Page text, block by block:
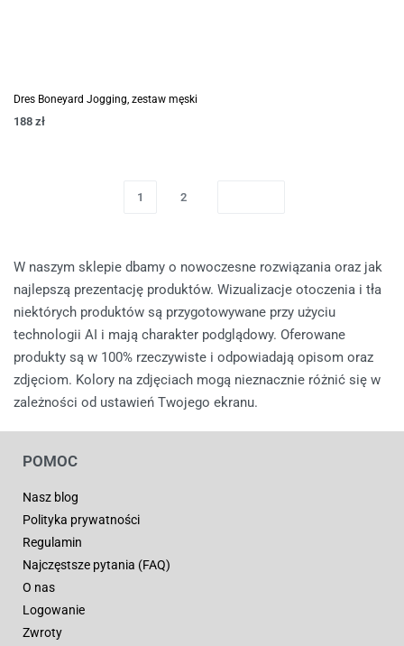
Dres Boneyard Jogging, zestaw męski
188 zł
1 2
W naszym sklepie dbamy o nowoczesne rozwiązania oraz jak
najlepszą prezentację produktów. Wizualizacje otoczenia i tła
niektórych produktów są przygotowywane przy użyciu
technologii AI i mają charakter podglądowy. Oferowane
produkty są w 100% rzeczywiste i odpowiadają opisom oraz
zdjęciom. Kolory na zdjęciach mogą nieznacznie różnić się w
zależności od ustawień Twojego ekranu.
POMOC
Nasz blog
Polityka prywatności
Regulamin
Najczęstsze pytania (FAQ)
O nas
Logowanie
Zwroty